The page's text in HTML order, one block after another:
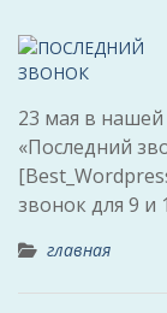
23 мая в
«Последний
звонок для 9 и
главная